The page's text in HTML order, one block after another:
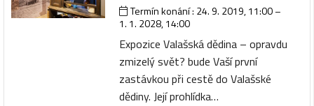
Termín konání : 24. 9. 2019, 11:00–
1. 1. 2028, 14:00
Expozice Valašská dědina – opravdu
zmizelý svět? bude Vaší první
zastávkou při cestě do Valašské
dědiny. Její prohlídka…